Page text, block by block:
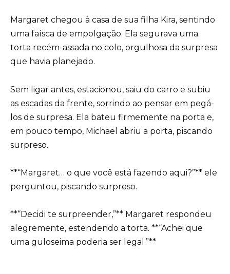
Margaret chegou à casa de sua filha Kira, sentindo
uma faísca de empolgação. Ela segurava uma
torta recém-assada no colo, orgulhosa da surpresa
que havia planejado.
Sem ligar antes, estacionou, saiu do carro e subiu
as escadas da frente, sorrindo ao pensar em pegá-
los de surpresa. Ela bateu firmemente na porta e,
em pouco tempo, Michael abriu a porta, piscando
surpreso.
**“Margaret… o que você está fazendo aqui?”** ele
perguntou, piscando surpreso.
**“Decidi te surpreender,”** Margaret respondeu
alegremente, estendendo a torta. **“Achei que
uma guloseima poderia ser legal.”**